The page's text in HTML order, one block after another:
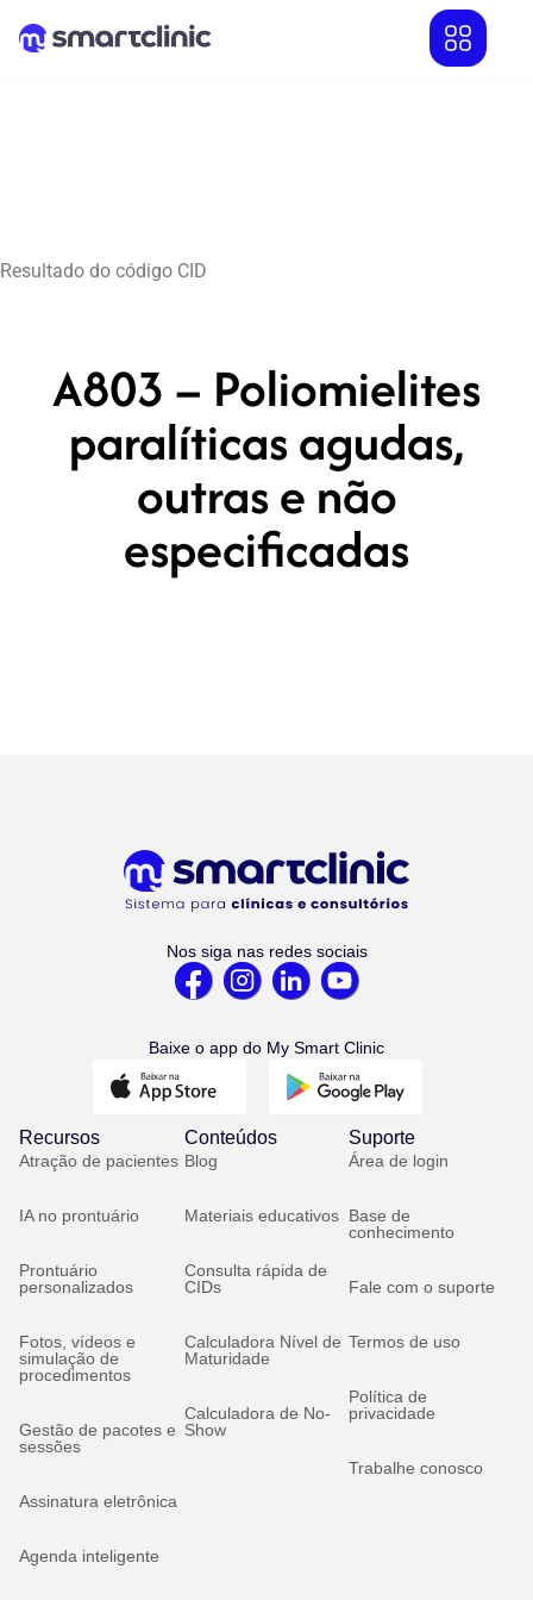
Resultado do código CID
A803 – Poliomielites
paralíticas agudas,
outras e não
especificadas
Nos siga nas redes sociais
Baixe o app do My Smart Clinic
Recursos
Atração de pacientes
IA no prontuário
Prontuário
personalizados
Fotos, vídeos e
simulação de
procedimentos
Gestão de pacotes e
sessões
Assinatura eletrônica
Agenda inteligente
Conteúdos
Blog
Materiais educativos
Consulta rápida de
CIDs
Calculadora Nível de
Maturidade
Calculadora de No-
Show
Suporte
Área de login
Base de
conhecimento
Fale com o suporte
Termos de uso
Política de
privacidade
Trabalhe conosco